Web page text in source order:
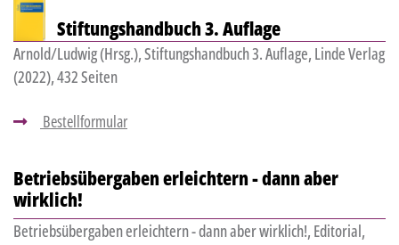
Stiftungshandbuch 3. Auflage
Arnold/Ludwig (Hrsg.), Stiftungshandbuch 3. Auflage, Linde Verlag
(2022), 432 Seiten
Bestellformular
Betriebsübergaben erleichtern - dann aber
wirklich!
Betriebsübergaben erleichtern - dann aber wirklich!, Editorial,